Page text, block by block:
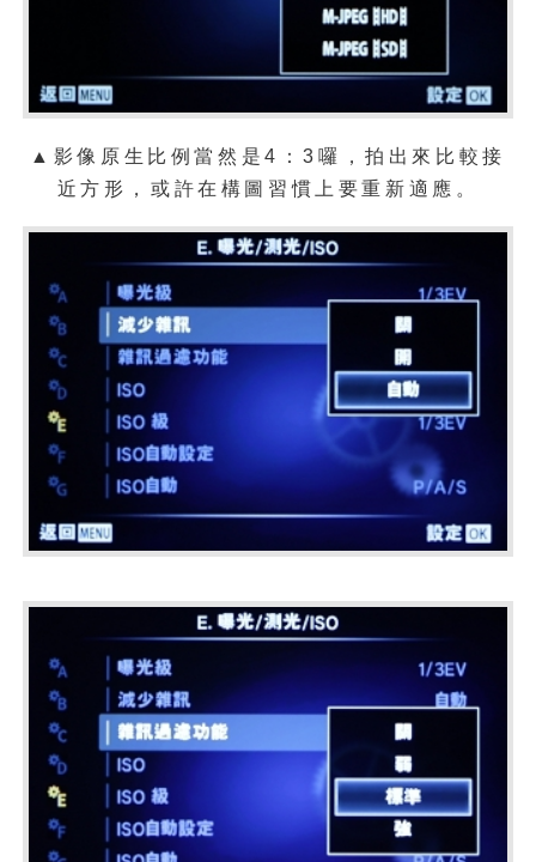
▲影像原生比例當然是4：3囉，拍出來比較接
近方形，或許在構圖習慣上要重新適應。